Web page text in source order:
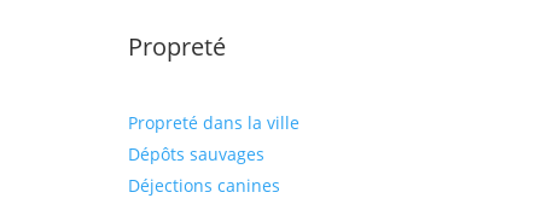
Propreté
Propreté dans la ville
Dépôts sauvages
Déjections canines